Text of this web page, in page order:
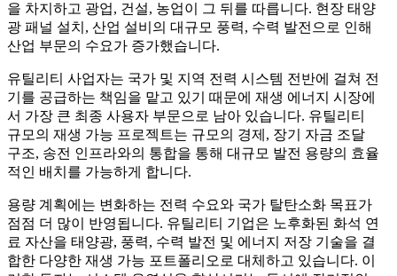
을 차지하고 광업, 건설, 농업이 그 뒤를 따릅니다. 현장 태양
광 패널 설치, 산업 설비의 대규모 풍력, 수력 발전으로 인해
산업 부문의 수요가 증가했습니다.
유틸리티 사업자는 국가 및 지역 전력 시스템 전반에 걸쳐 전
기를 공급하는 책임을 맡고 있기 때문에 재생 에너지 시장에
서 가장 큰 최종 사용자 부문으로 남아 있습니다. 유틸리티
규모의 재생 가능 프로젝트는 규모의 경제, 장기 자금 조달
구조, 송전 인프라와의 통합을 통해 대규모 발전 용량의 효율
적인 배치를 가능하게 합니다.
용량 계획에는 변화하는 전력 수요와 국가 탈탄소화 목표가
점점 더 많이 반영됩니다. 유틸리티 기업은 노후화된 화석 연
료 자산을 태양광, 풍력, 수력 발전 및 에너지 저장 기술을 결
합한 다양한 재생 가능 포트폴리오로 대체하고 있습니다. 이